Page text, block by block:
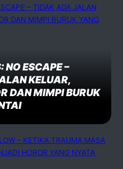
NO ESCAPE –
KELUAR,
DAN MIMPI BURUK